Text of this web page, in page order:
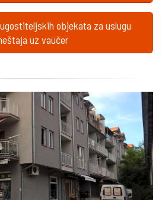
objekata za uslugu
uz vaučer